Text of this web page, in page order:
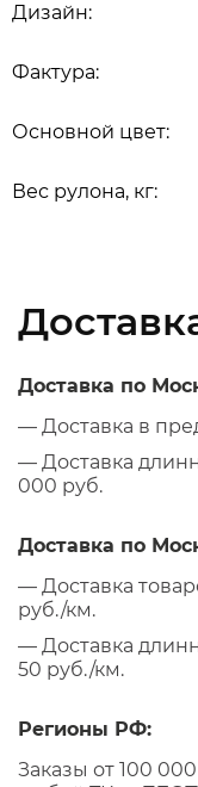
Вес рулона, кг:
Основной цвет:
Дизайн:
Фактура:
Доставка по
— Доставка в
— Доставка
000 руб.
Доставка по
— Доставка
руб./км.
— Доставка
50 руб./км.
Регионы РФ:
Заказы от 100